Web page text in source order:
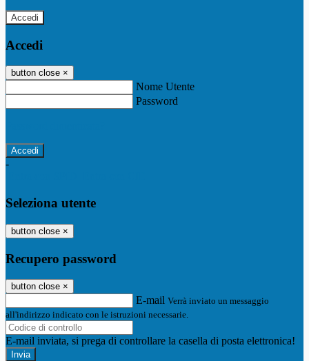
Accedi
Accedi
button close ×
Nome Utente
Password
-
Seleziona utente
button close ×
Recupero password
button close ×
E-mail Verrà inviato un messaggio
all'indirizzo indicato con le istruzioni necessarie.
E-mail inviata, si prega di controllare la casella di posta elettronica!